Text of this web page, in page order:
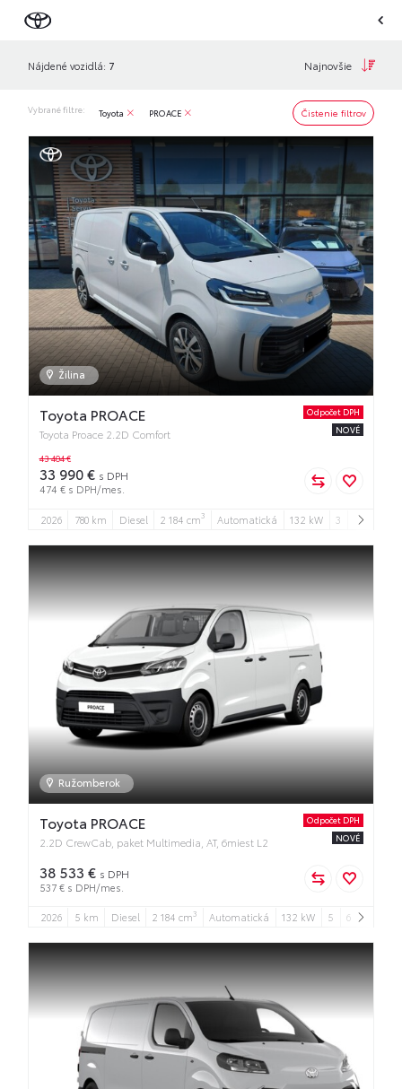
Nájdené vozidlá: 7 Najnovšie
Vybrané filtre: Toyota PROACE Čistenie filtrov
Žilina
Toyota PROACE
Toyota Proace 2.2D Comfort
Odpočet DPH
NOVÉ
43 404 €
33 990 € s DPH
474 € s DPH/mes.
2026 780 km Diesel 2 184 cm3 Automatická 132 kW 3 3
Ružomberok
Toyota PROACE
2.2D CrewCab, paket Multimedia, AT, 6miest L2
Odpočet DPH
NOVÉ
38 533 € s DPH
537 € s DPH/mes.
2026 5 km Diesel 2 184 cm3 Automatická 132 kW 5 6